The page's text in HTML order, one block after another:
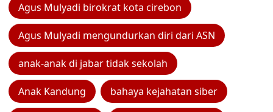
Agus Mulyadi birokrat kota cirebon
Agus Mulyadi mengundurkan diri dari ASN
anak-anak di jabar tidak sekolah
Anak Kandung bahaya kejahatan siber